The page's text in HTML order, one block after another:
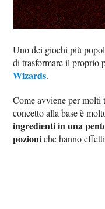
Uno dei giochi più
di trasformare il proprio
Wizards.
Come avviene per molti
concetto alla base è
ingredienti in una
pozioniche hanno